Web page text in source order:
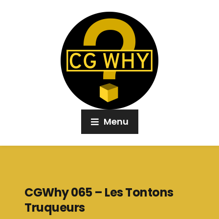
Menu
CGWhy 065 – Les Tontons
Truqueurs